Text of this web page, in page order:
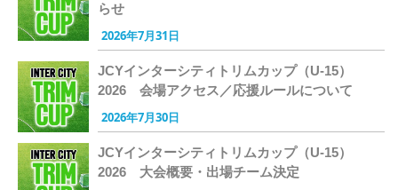
らせ
2026年7月31日
JCYインターシティトリムカップ（U-15）
2026 会場アクセス／応援ルールについて
2026年7月30日
JCYインターシティトリムカップ（U-15）
2026 大会概要・出場チーム決定